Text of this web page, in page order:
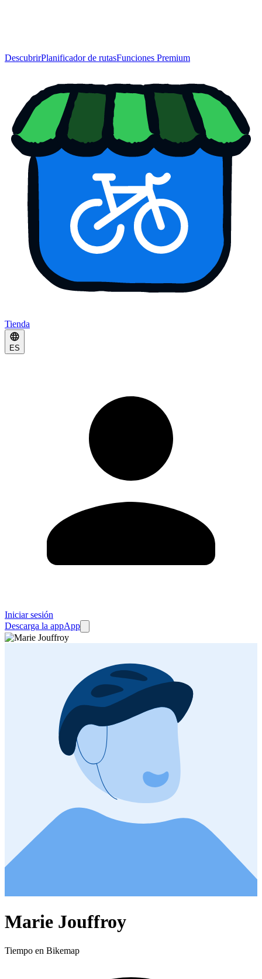
DescubrirPlanificador de rutasFunciones Premium
Tienda
ES
Iniciar sesión
Descarga la appApp
Marie Jouffroy
Tiempo en Bikemap